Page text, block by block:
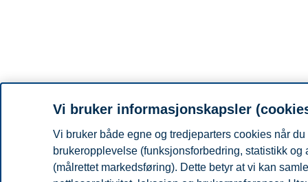
Vi bruker informasjonskapsler
Vi bruker både egne og tredjeparters cookies når
brukeropplevelse (funksjonsforbedring, statistikk
(målrettet markedsføring). Dette betyr at vi kan